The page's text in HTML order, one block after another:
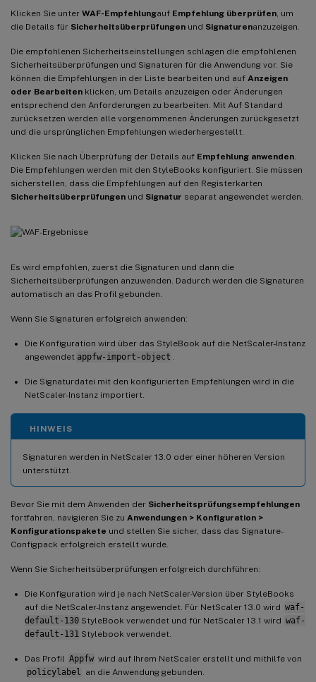
Klicken Sie unter WAF-Empfehlungauf Empfehlung überprüfen , um
die Details für Sicherheitsüberprüfungen und Signaturenanzuzeigen.
Die empfohlenen Sicherheitseinstellungen schlagen die empfohlenen
Sicherheitsüberprüfungen und Signaturen für die Anwendung vor. Sie
können die Empfehlungen in der Liste bearbeiten und auf Anzeigen
oder Bearbeiten klicken, um Details anzuzeigen oder Änderungen
entsprechend den Anforderungen zu bearbeiten. Mit Auf Standard
zurücksetzen werden alle vorgenommenen Änderungen zurückgesetzt
und die ursprünglichen Empfehlungen wiederhergestellt.
Klicken Sie nach Überprüfung der Details auf Empfehlung anwenden
Die Empfehlungen werden mit den StyleBooks konfiguriert. Sie müssen
sicherstellen, dass die Empfehlungen auf den Registerkarten
Sicherheitsüberprüfungen und Signatur separat angewendet werden.
Es wird empfohlen, zuerst die Signaturen und dann die
Sicherheitsüberprüfungen anzuwenden. Dadurch werden die Signaturen
automatisch an das Profil gebunden.
Wenn Sie Signaturen erfolgreich anwenden:
Die Konfiguration wird über das StyleBook auf die NetScaler-Instanz
angewendet appfw-import-object
Die Signaturdatei mit den konfigurierten Empfehlungen wird in die
NetScaler-Instanz importiert.
HINWEIS
Signaturen werden in NetScaler 13.0 oder einer höheren Version
unterstützt.
Bevor Sie mit dem Anwenden der Sicherheitsprüfungsempfehlungen
fortfahren, navigieren Sie zu Anwendungen > Konfiguration >
Konfigurationspakete und stellen Sie sicher, dass das Signature-
Configpack erfolgreich erstellt wurde.
Wenn Sie Sicherheitsüberprüfungen erfolgreich durchführen:
Die Konfiguration wird je nach NetScaler-Version über StyleBooks
auf die NetScaler-Instanz angewendet. Für NetScaler 13.0 wird waf-
default-130 StyleBook verwendet und für NetScaler 13.1 wird waf-
default-131 Stylebook verwendet.
Das Profil Appfw wird auf Ihrem NetScaler erstellt und mithilfe von
policylabel
an die Anwendung gebunden.